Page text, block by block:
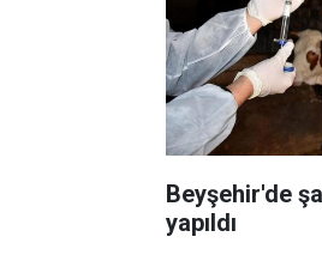
Beyşehir'de
yapıldı